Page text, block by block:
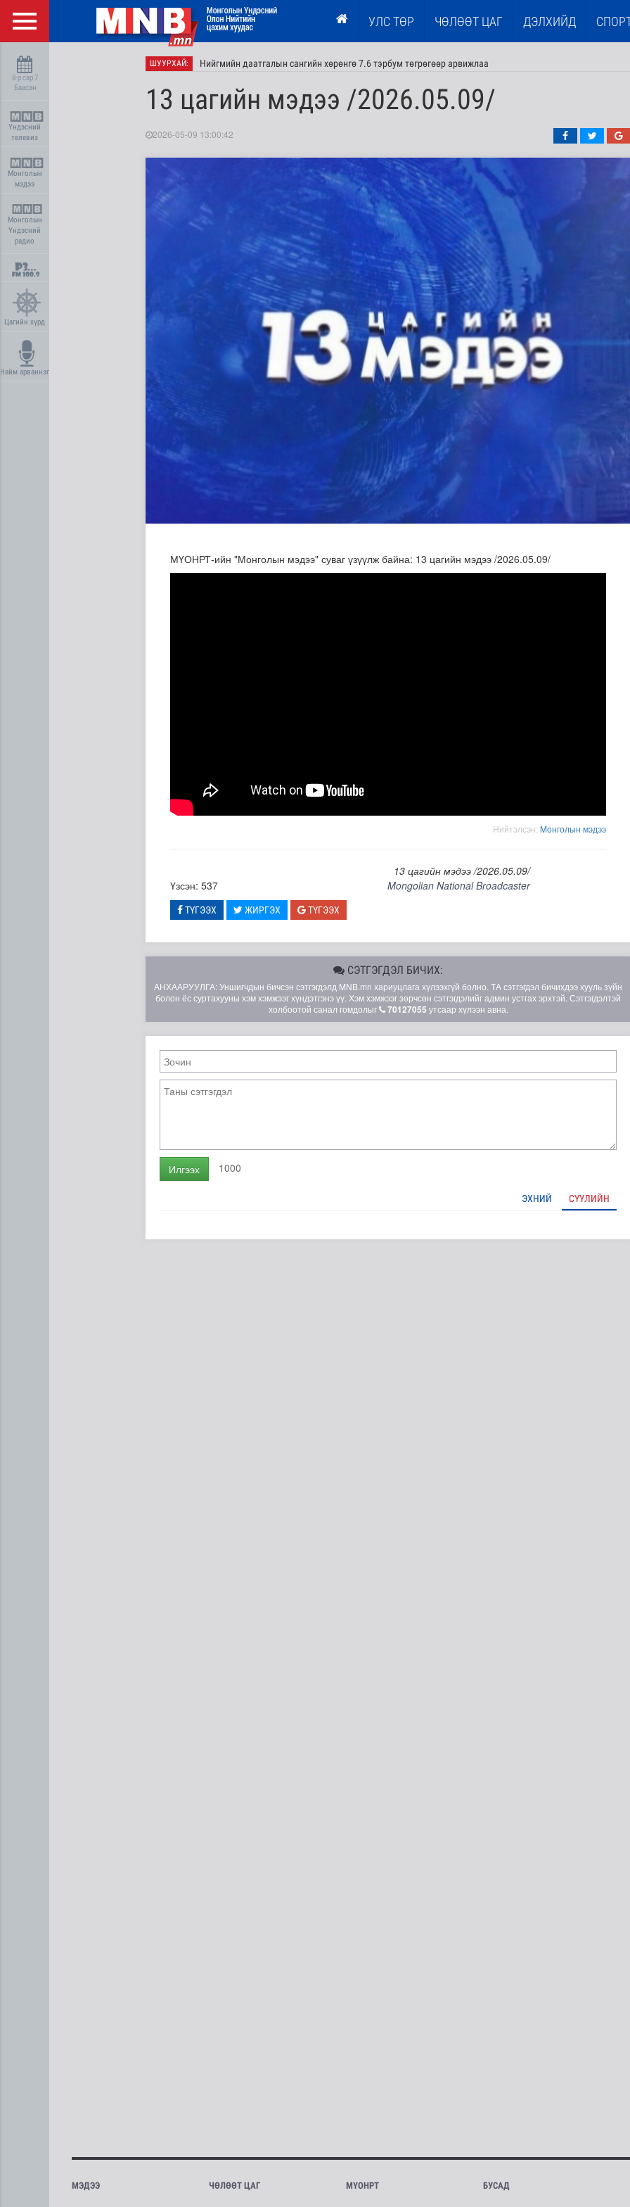
УЛС ТӨР ЧӨЛӨӨТ ЦАГ ДЭЛХИЙД
8-р сар 7
Баасан
Үндэсний
телевиз
Монголын
мэдээ
Монголын
Үндэсний
радио
Цагийн хүрд
Найм арваннэг
ШУУРХАЙ: Нийгмийн даатгалын сангийн хөрөнгө 7.6 тэрбум төгрөгөөр арвижлаа
Сумдын халаалтын төвүүдийн засвар, шинэчлэлийг бүрэн хийж, хувийн хэвшил рүү м..
13 цагийн мэдээ /2026.05.09/
2026-05-09 13:00:42
МҮОНРТ-ийн "Монголын мэдээ" суваг үзүүлж байна: 13 цагийн мэдээ /2026.05.09/
Нийтэлсэн: Moнголын мэдээ
13 цагийн мэдээ /2026.05.09/
Үзсэн: 537
Mongolian National Broadcaster
ТҮГЭЭХ ЖИРГЭХ ТҮГЭЭХ
СЭТГЭГДЭЛ БИЧИХ:
АНХААРУУЛГА: Уншигчдын бичсэн сэтгэгдэлд MNB.mn хариуцлага хүлээхгүй болно. ТА сэтгэгдэл бичихдээ хууль зүйн
болон ёс суртахууны хэм хэмжээг хүндэтгэнэ үү. Хэм хэмжээг зөрчсөн сэтгэгдэлийг админ устгах эрхтэй. Сэтгэгдэлтэй
холбоотой санал гомдолыг
70127055 утсаар хүлээн авна.
Илгээх 1000
ЭХНИЙ СҮҮЛИЙН
МЭДЭЭ ЧӨЛӨӨТ ЦАГ МҮОНРТ БУСАД